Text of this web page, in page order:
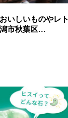
いしいものやレト
市秋葉区…